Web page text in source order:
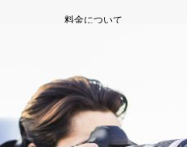
料金について
お客様の声